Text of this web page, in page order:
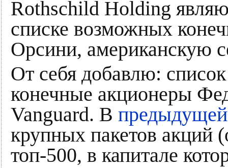
Rothschild Holding
списке возможных
Орсини, американскую
От себя добавлю:
конечные акционеры
Vanguard. В предыдущей
крупных пакетов акций
топ-500, в капитале